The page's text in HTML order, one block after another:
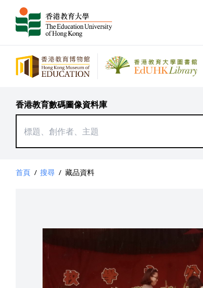
香港教育數碼圖像資料庫
首頁 / 搜尋 / 藏品資料